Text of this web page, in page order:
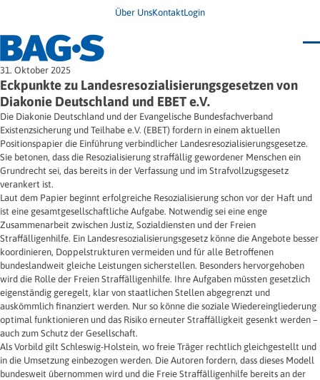
Über UnsKontaktLogin
Bundestagung 2026
Wo finde ich Hilfe?
News
Termine
Veröffentlichungen
Infodienst
Wegweiser
Jugendbroschüre
Impulse
Presse & Stellungnahmen
Newsletter
Unsere Themen
Angehörige
Ersatzfreiheitsstrafe
Freie Straffälligenhilfe
Gesundheit
Migration
Frauen
Wohnen
31. Oktober 2025
Eckpunkte zu Landesresozialisierungsgesetzen von
Diakonie Deutschland und EBET e.V.
Die Diakonie Deutschland und der Evangelische Bundesfachverband
Existenzsicherung und Teilhabe e.V. (EBET) fordern in einem aktuellen
Positionspapier die Einführung verbindlicher Landesresozialisierungsgesetze.
Sie betonen, dass die Resozialisierung straffällig gewordener Menschen ein
Grundrecht sei, das bereits in der Verfassung und im Strafvollzugsgesetz
verankert ist.
Laut dem Papier beginnt erfolgreiche Resozialisierung schon vor der Haft und
ist eine gesamtgesellschaftliche Aufgabe. Notwendig sei eine enge
Zusammenarbeit zwischen Justiz, Sozialdiensten und der Freien
Straffälligenhilfe. Ein Landesresozialisierungsgesetz könne die Angebote besser
koordinieren, Doppelstrukturen vermeiden und für alle Betroffenen
bundeslandweit gleiche Leistungen sicherstellen. Besonders hervorgehoben
wird die Rolle der Freien Straffälligenhilfe. Ihre Aufgaben müssten gesetzlich
eigenständig geregelt, klar von staatlichen Stellen abgegrenzt und
auskömmlich finanziert werden. Nur so könne die soziale Wiedereingliederung
optimal funktionieren und das Risiko erneuter Straffälligkeit gesenkt werden –
auch zum Schutz der Gesellschaft.
Als Vorbild gilt Schleswig-Holstein, wo freie Träger rechtlich gleichgestellt und
in die Umsetzung einbezogen werden. Die Autoren fordern, dass dieses Modell
bundesweit übernommen wird und die Freie Straffälligenhilfe bereits an der